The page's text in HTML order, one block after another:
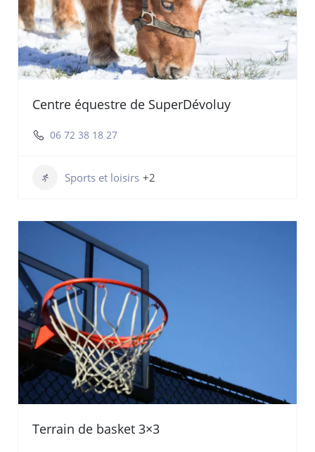
Centre équestre de SuperDévoluy
06 72 38 18 27
Sports et loisirs +2
Terrain de basket 3×3